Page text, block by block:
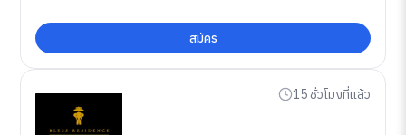
สมัคร
15 ชั่วโมงที่แล้ว